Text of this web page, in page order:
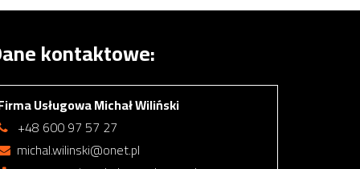
kontaktowe:
Usługowa Michał Wiliński
+48 600 97 57 27
michal.wilinski@onet.pl